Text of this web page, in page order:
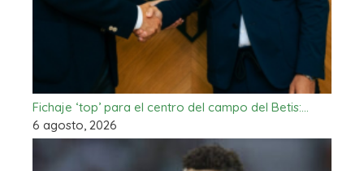
Fichaje ‘top’ para el centro del campo del Betis:…
6 agosto, 2026